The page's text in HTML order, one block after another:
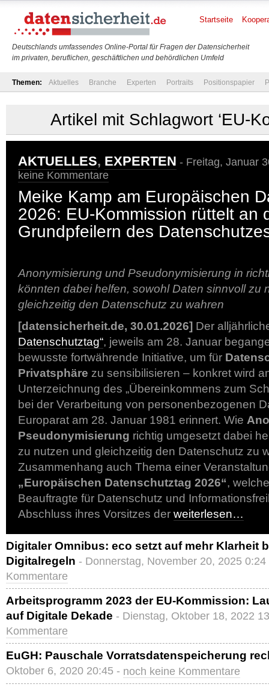
Deutschlands umfassendes Online-Portal für Fragen der Datensicherheit
im privaten, beruflichen, geschäftlichen und behördlichen Umfeld
Startseite
Themen: Aktuelles Branche Experten Portraits Positionspapier
Artikel mit Schlagwort ‘EU-
AKTUELLES, EXPERTEN - Freitag, Januar
keine Kommentare
Meike Kamp am Europäischen
2026: EU-Kommission rüttelt an
Grundpfeilern des
Anonymisierung und Pseudonymisierung in
könnten dabei helfen, sowohl Daten sinnvoll zu
gleichzeitig den Datenschutz zu wahren
[datensicherheit.de, 30.01.2026] Der
Datenschutztag“, jeweils am 28. Januar
bewusste fortwährende Initiative, um für
Privatsphäre zu sensibilisieren – konkret wird
Unterzeichnung des „Übereinkommens zum
bei der Verarbeitung von personenbezogenen
Europarat am 28. Januar 1981 erinnert. Wie
Pseudonymisierung richtig umgesetzt dabei
zu nutzen und gleichzeitig den Datenschutz zu
Zusammenhang auch Thema einer
„Europäischen Datenschutztag 2026“,
Beauftragte für Datenschutz und
Abschluss ihres Vorsitzes der weiterlesen…
Digitaler Omnibus: eco setzt auf mehr Klarheit
Digitalregeln - Donnerstag, November 20, 2025
Kommentare
Arbeitsprogramm 2023 der EU-Kommission:
auf Digitale Dekade - Dienstag, Oktober 18, 2022
Kommentare
EuGH: Pauschale Vorratsdatenspeicherung
Oktober 6, 2020 20:45 - noch keine Kommentare